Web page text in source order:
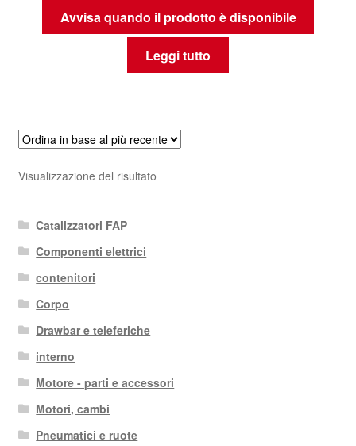
Avvisa quando il prodotto è disponibile
Leggi tutto
Visualizzazione del risultato
Catalizzatori FAP
Componenti elettrici
contenitori
Corpo
Drawbar e teleferiche
interno
Motore - parti e accessori
Motori, cambi
Pneumatici e ruote